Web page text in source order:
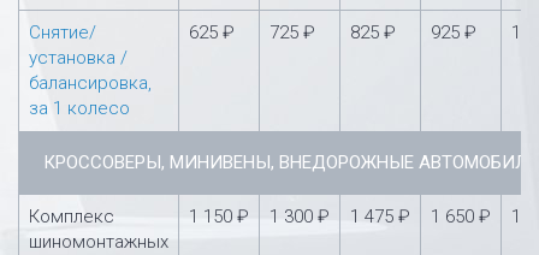
Снятие/
установка /
балансировка,
за 1 колесо
625 ₽ 725 ₽ 825 ₽ 925 ₽ 1
КРОССОВЕРЫ, МИНИВЕНЫ, ВНЕДОРОЖНЫЕ АВТОМОБИЛИ
Комплекс
шиномонтажных
1 150 ₽ 1 300 ₽ 1 475 ₽ 1 650 ₽ 1